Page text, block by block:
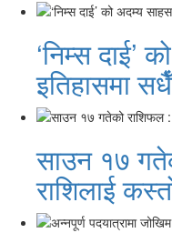
‘निम्स दाई’
इतिहासमा
साउन १७
राशिलाई